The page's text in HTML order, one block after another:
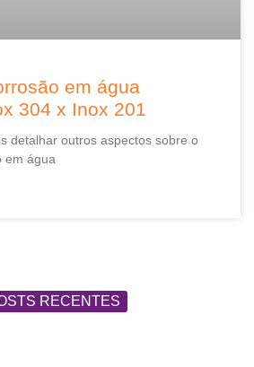
em água
304 x Inox 201
detalhar outros aspectos sobre o
em água
RECENTES